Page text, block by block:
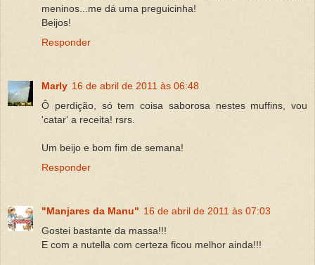
meninos...me dá uma preguicinha!
Beijos!
Responder
Marly 16 de abril de 2011 às 06:48
Ô perdição, só tem coisa saborosa nestes muffins, vou
'catar' a receita! rsrs.
Um beijo e bom fim de semana!
Responder
"Manjares da Manu" 16 de abril de 2011 às 07:03
Gostei bastante da massa!!!
E com a nutella com certeza ficou melhor ainda!!!